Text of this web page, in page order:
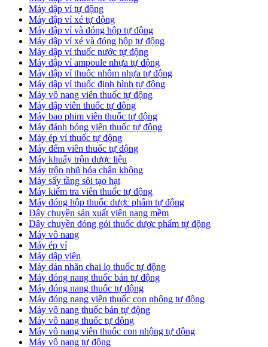
​Máy dập vỉ tự động
​Máy dập vỉ xé tự động
​Máy dập vỉ và đóng hộp tự động
​Máy dập vỉ xé và đóng hộp tự động
​Máy dập vỉ thuốc nước tự động
Máy dập vỉ ampoule nhựa tự động
Máy dập vỉ thuốc nhôm nhựa tự động
Máy dập vỉ thuốc định hình tự động
Máy vô nang viên thuốc tự động
Máy dập viên thuốc tự động
Máy bao phim viên thuốc tự động
Máy đánh bóng viên thuốc tự động
Máy ép vỉ thuốc tự động
Máy đếm viên thuốc tự động
Máy khuấy trộn dược liệu
Máy trộn nhũ hóa chân không
Máy sấy tầng sôi tạo hạt
Máy kiểm tra viên thuốc tự động
Máy đóng hộp thuốc dược phẩm tự động
Dây chuyền sản xuất viên nang mềm
Dây chuyền đóng gói thuốc dược phẩm tự động
Máy vô nang
Máy ép vỉ
Máy dập viên
Máy dán nhãn chai lọ thuốc tự động
Máy đóng nang thuốc bán tự động
Máy đóng nang thuốc tự động
Máy đóng nang viên thuốc con nhộng tự động
Máy vô nang thuốc bán tự động
Máy vô nang thuốc tự động
Máy vô nang viên thuốc con nhộng tự động
Máy vô nang tự động